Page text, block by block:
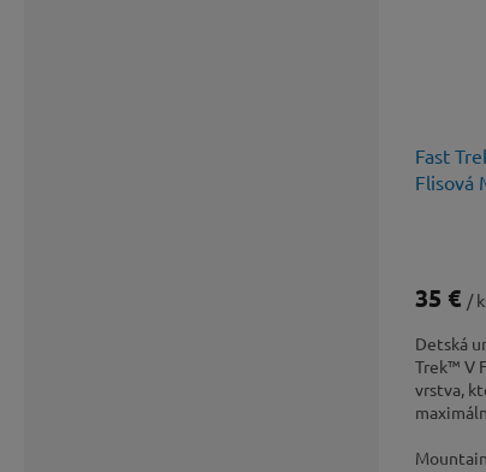
Fast
Flisová
35 € /
Detská
Trek™ V
vrstva,